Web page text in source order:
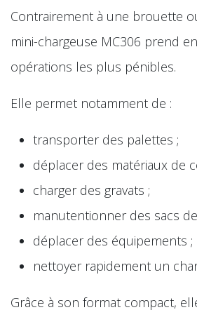
Contrairement à une brouette
mini-chargeuse MC306 prend
opérations les plus pénibles.
Elle permet notamment de :
transporter des palettes ;
déplacer des matériaux de
charger des gravats ;
manutentionner des sacs
déplacer des équipements ;
nettoyer rapidement un
Grâce à son format compact,